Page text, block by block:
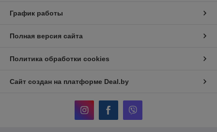
График работы
Полная версия сайта
Политика обработки cookies
Сайт создан на платформе Deal.by